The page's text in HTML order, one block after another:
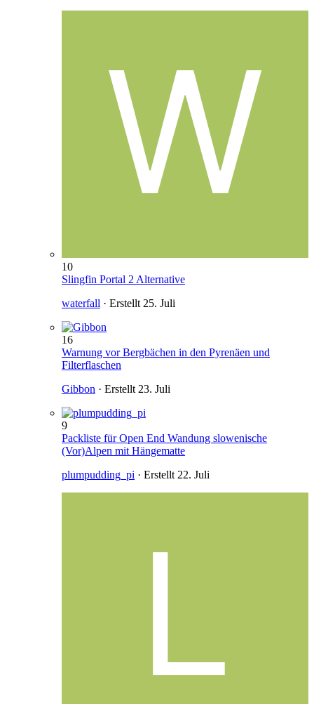
10
Slingfin Portal 2 Alternative
waterfall · Erstellt 25. Juli
16
Warnung vor Bergbächen in den Pyrenäen und
Filterflaschen
Gibbon · Erstellt 23. Juli
9
Packliste für Open End Wandung slowenische
(Vor)Alpen mit Hängematte
plumpudding_pi · Erstellt 22. Juli